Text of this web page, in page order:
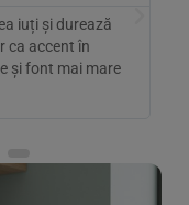
iuți și durează
ca accent în
și font mai mare